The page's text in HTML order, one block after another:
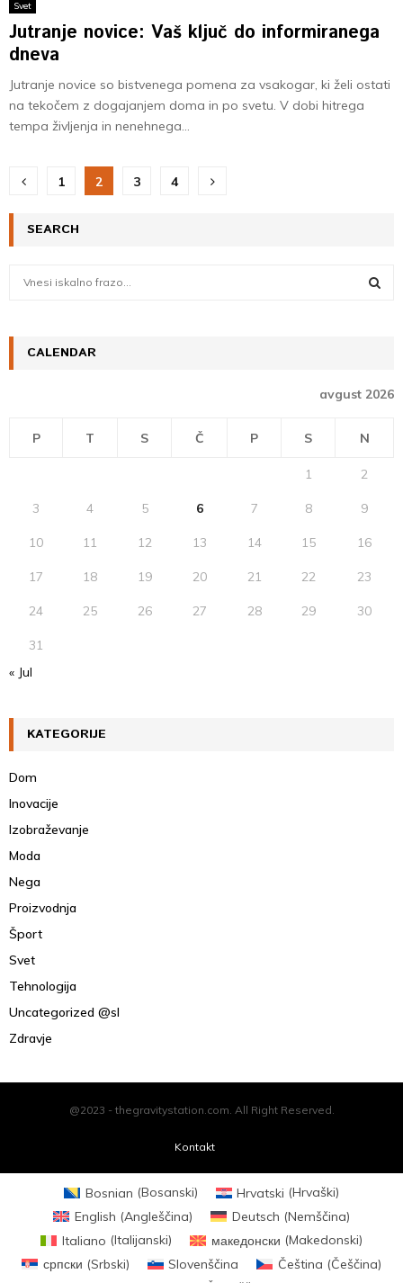
Svet
Jutranje novice: Vaš ključ do informiranega
dneva
Jutranje novice so bistvenega pomena za vsakogar, ki želi ostati
na tekočem z dogajanjem doma in po svetu. V dobi hitrega
tempa življenja in nenehnega...
Posts
pagination
1 2 3 4
SEARCH
h
A
CALENDAR
avgust 2026
P T S Č P S N
1 2
3 4 5 6 7 8 9
10 11 12 13 14 15 16
17 18 19 20 21 22 23
24 25 26 27 28 29 30
31
« Jul
KATEGORIJE
Dom
Inovacije
Izobraževanje
Moda
Nega
Proizvodnja
Šport
Svet
Tehnologija
Uncategorized @sl
Zdravje
@2023 - thegravitystation.com. All Right Reserved.
Kontakt
Bosnian (Bosanski) Hrvatski (Hrvaški)
English (Angleščina) Deutsch (Nemščina)
Italiano (Italijanski) македонски (Makedonski)
српски (Srbski) Slovenščina Čeština (Češčina)